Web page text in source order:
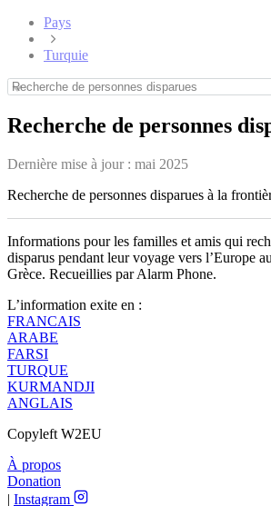
Pays
Turquie
Recherche de personnes
Dernière mise à jour : mai 2025
Recherche de personnes disparues à la
Informations pour les familles et amis qui
disparus pendant leur voyage vers l’Europe
Grèce. Recueillies par Alarm Phone.
L’information exite en :
FRANCAIS
ARABE
FARSI
TURQUE
KURMANDJI
ANGLAIS
Copyleft W2EU
À propos
Donation
| Instagram